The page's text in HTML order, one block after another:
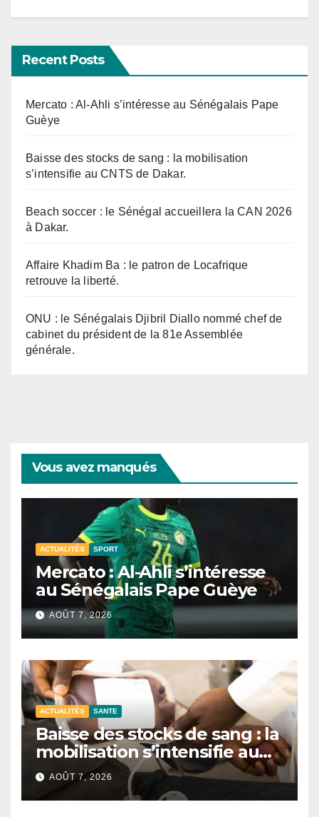
Recent Posts
Mercato : Al-Ahli s’intéresse au Sénégalais Pape
Guèye
Baisse des stocks de sang : la mobilisation
s’intensifie au CNTS de Dakar.
Beach soccer : le Sénégal accueillera la CAN 2026
à Dakar.
Affaire Khadim Ba : le patron de Locafrique
retrouve la liberté.
ONU : le Sénégalais Djibril Diallo nommé chef de
cabinet du président de la 81e Assemblée
générale.
Vous avez manqués
ACTUALITÉS SPORT
Mercato : Al-Ahli s’intéresse
au Sénégalais Pape Guèye
AOÛT 7, 2026
ACTUALITÉS SANTE
Baisse des stocks de sang : la
mobilisation s’intensifie au
CNTS de Dakar.
AOÛT 7, 2026